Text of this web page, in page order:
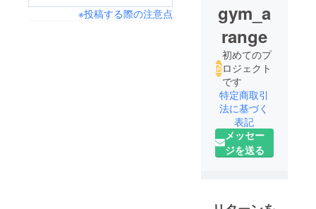
※投稿する際の注意点
gym_a
range
初めてのプ
ロジェクト
です
特定商取引
法に基づく
表記
メッセー
ジを送る